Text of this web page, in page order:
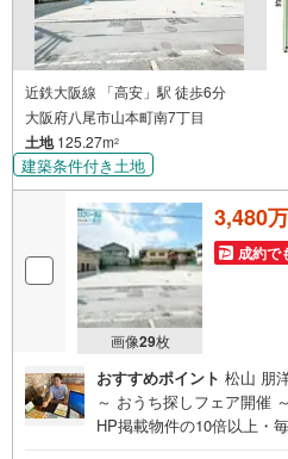
近鉄大阪線 「高安」駅 徒歩6分
大阪府八尾市山本町南7丁目
土地125.27m2
建築条件付き土地
画像29枚
3,480
成約で
おすすめポイント 松山 朋
～ おうち探しフェア開催
HP掲載物件の10倍以上・